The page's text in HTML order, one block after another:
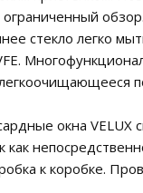
стекло легко
окна VELUX
как
к коробке.